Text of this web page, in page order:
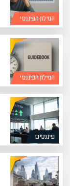
המילון הפיננסי
המילון הפיננסי
פיננסים